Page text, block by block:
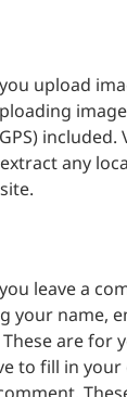
upload
any
leave a
your name,
are for
to fill in your